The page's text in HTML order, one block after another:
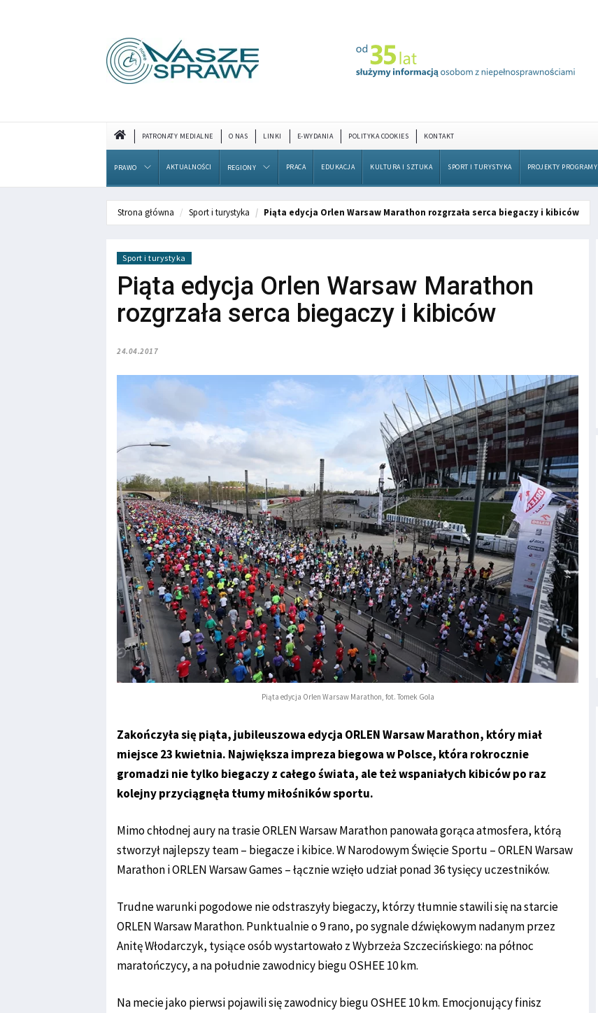
PATRONATY MEDIALNE O NAS LINKI E-WYDANIA POLITYKA COOKIES KONTAKT
PRAWO AKTUALNOŚCI REGIONY PRACA EDUKACJA KULTURA I SZTUKA SPORT I TURYSTYKA PROJEKTY PROGRAMY
Strona główna Sport i turystyka Piąta edycja Orlen Warsaw Marathon rozgrzała serca biegaczy i kibiców
Sport i turystyka
Piąta edycja Orlen Warsaw Marathon
rozgrzała serca biegaczy i kibiców
24.04.2017
Piąta edycja Orlen Warsaw Marathon, fot. Tomek Gola
Zakończyła się piąta, jubileuszowa edycja ORLEN Warsaw Marathon, który miał
miejsce 23 kwietnia. Największa impreza biegowa w Polsce, która rokrocznie
gromadzi nie tylko biegaczy z całego świata, ale też wspaniałych kibiców po raz
kolejny przyciągnęła tłumy miłośników sportu.
Mimo chłodnej aury na trasie ORLEN Warsaw Marathon panowała gorąca atmosfera, którą
stworzył najlepszy team – biegacze i kibice. W Narodowym Święcie Sportu – ORLEN Warsaw
Marathon i ORLEN Warsaw Games – łącznie wzięło udział ponad 36 tysięcy uczestników.
Trudne warunki pogodowe nie odstraszyły biegaczy, którzy tłumnie stawili się na starcie
ORLEN Warsaw Marathon. Punktualnie o 9 rano, po sygnale dźwiękowym nadanym przez
Anitę Włodarczyk, tysiące osób wystartowało z Wybrzeża Szczecińskiego: na północ
maratończycy, a na południe zawodnicy biegu OSHEE 10 km.
Na mecie jako pierwsi pojawili się zawodnicy biegu OSHEE 10 km. Emocjonujący finisz